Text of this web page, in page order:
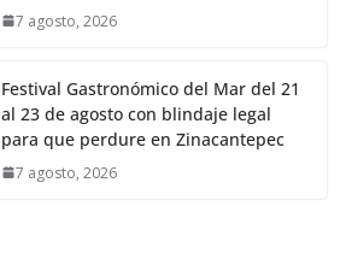
7 agosto, 2026
Festival Gastronómico del Mar del 21
al 23 de agosto con blindaje legal
para que perdure en Zinacantepec
7 agosto, 2026